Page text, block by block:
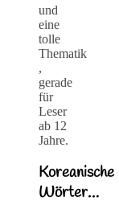
und
eine
tolle
Thematik
,
gerade
für
Leser
ab 12
Jahre.
Koreanische
Wörter…